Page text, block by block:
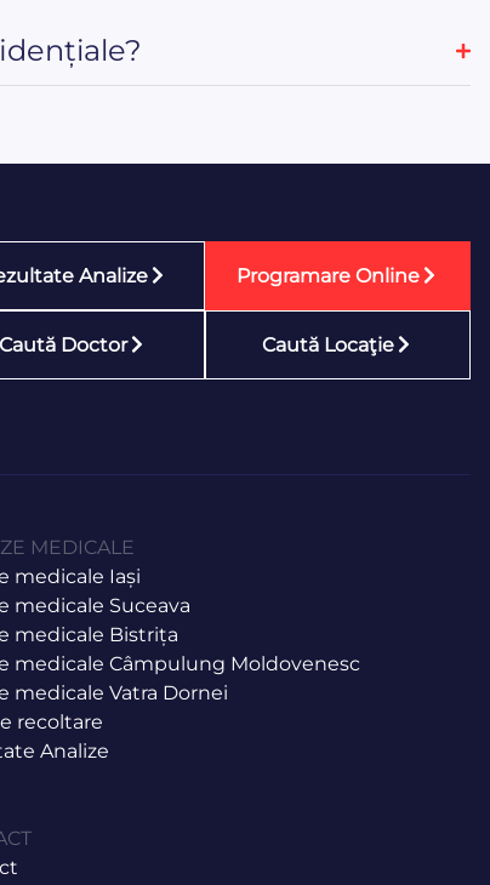
Analize Programare Online
Caută Doctor Caută Locaţie
MEDICALE
medicale Iași
medicale Suceava
medicale Bistrița
medicale Câmpulung Moldovenesc
medicale Vatra Dornei
recoltare
Analize